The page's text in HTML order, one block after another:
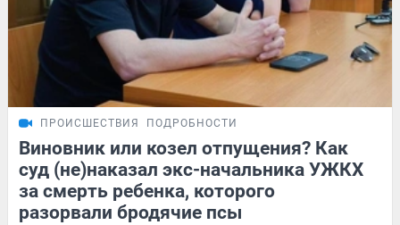
ПРОИСШЕСТВИЯ ПОДРОБНОСТИ
Виновник или козел отпущения? Как
суд (не)наказал экс-начальника УЖКХ
за смерть ребенка, которого
разорвали бродячие псы